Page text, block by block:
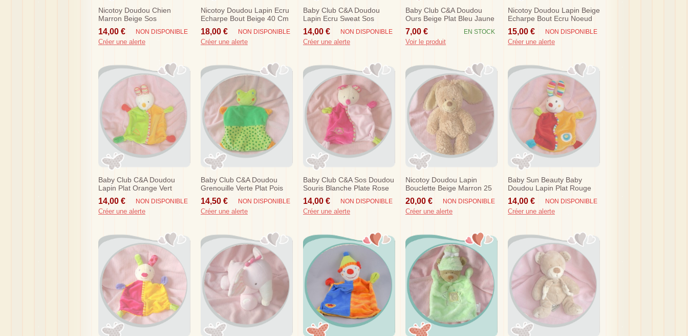
Nicotoy Doudou Chien
Marron Beige Sos
14,00 € NON DISPONIBLE
Créer une alerte
Nicotoy Doudou Lapin Ecru
Echarpe Bout Beige 40 Cm
Sos
18,00 € NON DISPONIBLE
Créer une alerte
Baby Club C&a Doudou
Lapin Ecru Sweat Sos
Nicotoy
14,00 € NON DISPONIBLE
Créer une alerte
Baby Club C&a Doudou
Ours Beige Plat Bleu Jaune
Dentition
7,00 € EN STOCK
Voir le produit
Nicotoy Doudou Lapin Beige
Echarpe Bout Ecru Noeud
20 Cm Sos
15,00 € NON DISPONIBLE
Créer une alerte
Baby Club C&a Doudou
Lapin Plat Orange Vert
Carotte Baby Sun
14,00 € NON DISPONIBLE
Créer une alerte
Baby Club C&a Doudou
Grenouille Verte Plat Pois
Orange
14,50 € NON DISPONIBLE
Créer une alerte
Baby Club C&a Sos Doudou
Souris Blanche Plate Rose
Fleur
14,00 € NON DISPONIBLE
Créer une alerte
Nicotoy Doudou Lapin
Bouclette Beige Marron 25
Cm Kiabi
20,00 € NON DISPONIBLE
Créer une alerte
Baby Sun Beauty Baby
Doudou Lapin Plat Rouge
Orange
14,00 € NON DISPONIBLE
Créer une alerte